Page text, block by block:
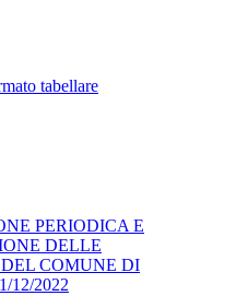
tabellare
PERIODICA E
DELLE
COMUNE DI
12/2022